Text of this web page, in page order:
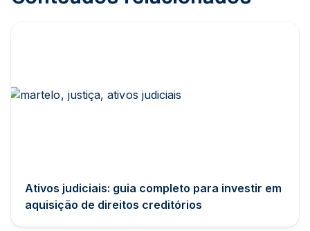
Ativos judiciais: guia completo para investir em
aquisição de direitos creditórios